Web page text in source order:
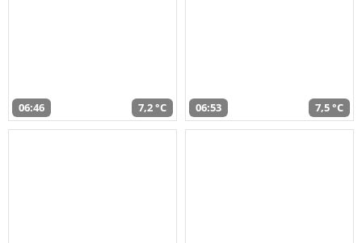
06:46 7,2 °C 06:53 7,5 °C